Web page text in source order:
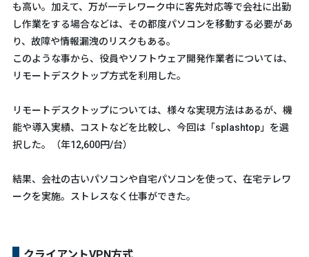
も高い。加えて、万が一テレワーク中に客先対応等で会社に出勤
し作業をする場合などは、その都度パソコンを移動する必要があ
り、故障や情報漏洩のリスクもある。
このような事から、役員やソフトウェア開発作業者については、
リモートデスクトップ方式を利用した。
リモートデスクトップについては、様々な実現方法はあるが、機
能や導入実績、コストなどを比較し、今回は「splashtop」を選
択した。（年12,600円/台）
結果、会社の古いパソコンや自宅パソコンを使って、在宅テレワ
ークを実施。ストレスなく仕事ができた。